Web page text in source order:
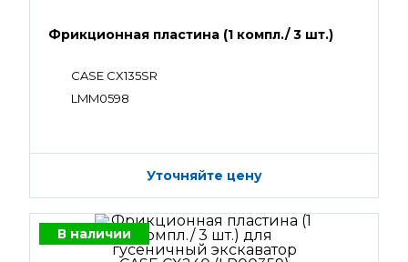
Фрикционная пластина (1 компл./ 3 шт.)
CASE CX135SR
LMM0598
Уточняйте цену
В наличии